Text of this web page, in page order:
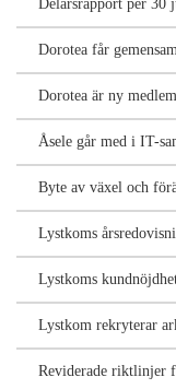
Delårsrapport per 30
Dorotea får
Dorotea är ny
Åsele går med i IT-
Byte av växel och
Lystkoms
Lystkoms
Lystkom rekryterar
Reviderade riktlinjer